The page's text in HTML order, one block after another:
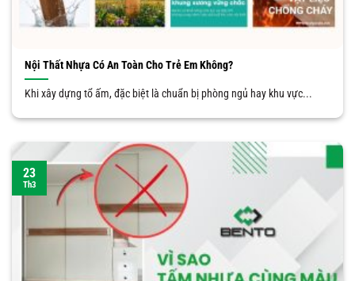
Nội Thất Nhựa Có An Toàn Cho Trẻ Em Không?
Khi xây dựng tổ ấm, đặc biệt là chuẩn bị phòng ngủ hay khu vực...
23
Th3